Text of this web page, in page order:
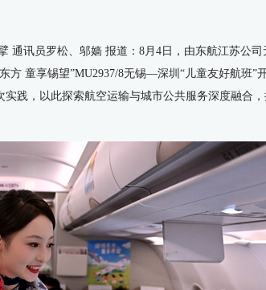
通讯员罗松、邬嫱 报道： 8月 4 日，由东航江苏公司
方 童享锡望”MU2937/8无锡—深圳“儿童友好航班”开
践，以此探索航空运输与城市公共服务深度融合